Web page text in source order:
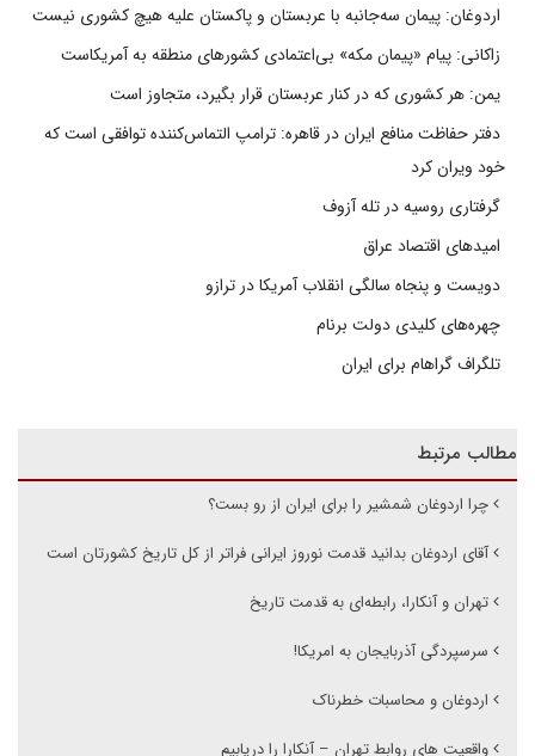
اردوغان: پیمان سه‌جانبه با عربستان و پاکستان علیه هیچ کشوری نیست
زاکانی: پیام «پیمان مکه» بی‌اعتمادی کشورهای منطقه به آمریکاست
یمن: هر کشوری که در کنار عربستان قرار بگیرد، متجاوز است
دفتر حفاظت منافع ایران در قاهره: ترامپ التماس‌کننده توافقی است که
خود ویران کرد
گرفتاری روسیه در تله آزوف
امیدهای اقتصاد عراق
دویست و پنجاه سالگی انقلاب آمریکا در ترازو
چهره‌های کلیدی دولت برنام
تلگراف گراهام برای ایران
مطالب مرتبط
چرا اردوغان شمشیر را برای ایران از رو بست؟
آقای اردوغان بدانید قدمت نوروز ایرانی فراتر از کل تاریخ کشورتان است
تهران و آنکارا، رابطه‌ای به قدمت تاریخ
سرسپردگی آذربایجان به امریکا!
اردوغان و محاسبات خطرناک
واقعیت های روابط تهران – آنکارا را دریابیم